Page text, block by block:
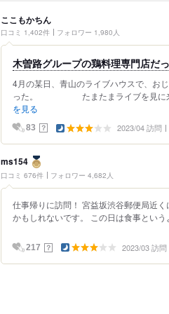
ここもかちん
口コミ 1,402件 フォロワー 1,980人
木曽路グループの鶏料理専門店だ
4月の某日、青山のライブハウスで、
った。 たまたまライブを見に来
を見る
83 ？ 2023/04 訪問
ms154
口コミ 676件 フォロワー 4,682人
仕事帰りに訪問！ 宮益坂渋谷郵便局近
かもしれないです。 この日は食事とい
217 ？ 2023/03 訪問